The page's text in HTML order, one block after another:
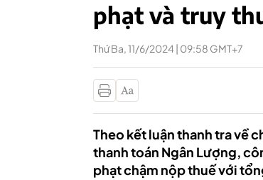
phạt và truy
Thứ Ba, 11/6/2024 | 09:58 GMT+7
Theo kết luận thanh tra về
thanh toán Ngân Lượng,
phạt chậm nộp thuế với